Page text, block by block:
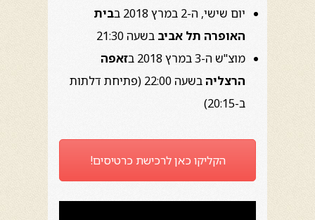
יום שישי, ה-2 במרץ 2018 ב
בית
האופרה תל אביב בשעה 21:30
מוצ"ש ה-3 במרץ 2018 ב
זאפה
הרצליה
בשעה 22:00 (פתיחת דלתות
ב-20:15)
הקליקו כאן לרכישת כרטיסים!